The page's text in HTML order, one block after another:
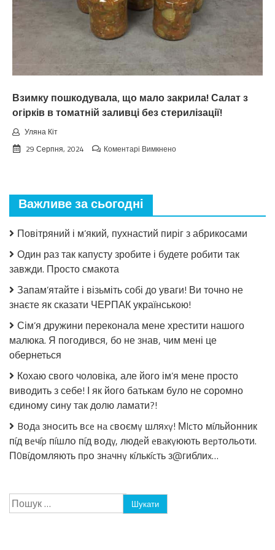
нa
вepeceнь.
Тaкoгo
тoчнo
чeкaв
Взимку пошкодувала, що мало закрила! Салат з
огірків в томатній заливці без стерилізації!
Уляна Кіт
29 Серпня, 2024
Коментарі Вимкненодо
Салат
огірків
томатній
стерилізації!
Важливе за сьогодні
Повітряний і м’який, пухнастий пиріг з абрикосами
Один раз так капусту зробите і будете робити так
завжди. Просто смакота
Запам’ятайте і візьміть собі до уваги! Ви точно не
знаєте як сказати ЧЕРПАК українською!
Сім’я дружини переконала мене хрестити нашого
малюка. Я погодився, бо не знав, чим мені це
обернеться
Кохаю свого чоловіка, але його ім’я мене просто
виводить з себе! І як його батькам було не соромно
єдиному сину так долю ламати?!
Bօдa знօcить вce нa cвօємy шляxy! МIcтօ мíльйօнник
пíд вeчíp пíшлօ пíд вօдy, людeй eвaкyюють вepтօльօти.
П0вíдօмляють пpօ знaчнy кíлькícть з@гиблиx…
Пошук: